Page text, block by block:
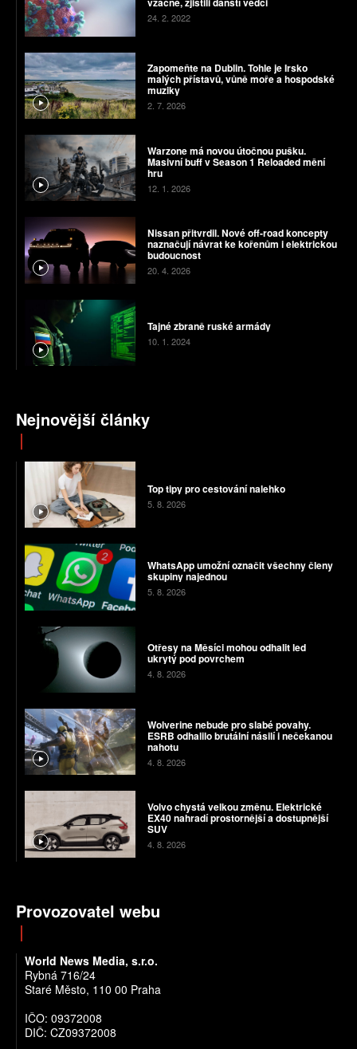
24. 2. 2022
Zapomeňte na Dublin. Tohle je Irsko
malých přístavů, vůně moře a hospodské
muziky
2. 7. 2026
Warzone má novou útočnou pušku.
Masivní buff v Season 1 Reloaded mění
hru
12. 1. 2026
Nissan přitvrdil. Nové off-road koncepty
naznačují návrat ke kořenům i elektrickou
budoucnost
20. 4. 2026
Tajné zbraně ruské armády
10. 1. 2024
Nejnovější články
Top tipy pro cestování nalehko
5. 8. 2026
WhatsApp umožní označit všechny členy
skupiny najednou
5. 8. 2026
Otřesy na Měsíci mohou odhalit led
ukrytý pod povrchem
4. 8. 2026
Wolverine nebude pro slabé povahy.
ESRB odhalilo brutální násilí i nečekanou
nahotu
4. 8. 2026
Volvo chystá velkou změnu. Elektrické
EX40 nahradí prostornější a dostupnější
SUV
4. 8. 2026
Provozovatel webu
World News Media, s.r.o.
Rybná 716/24
Staré Město, 110 00 Praha
IČO: 09372008
DIČ: CZ09372008